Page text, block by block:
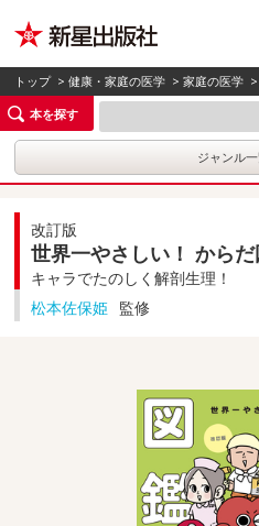
トップ >健康・家庭の医学 >家庭の医学
本を探す
ジャンル
改訂版
世界一やさしい！ からだ
キャラでたのしく解剖生理！
松本佐保姫 監修